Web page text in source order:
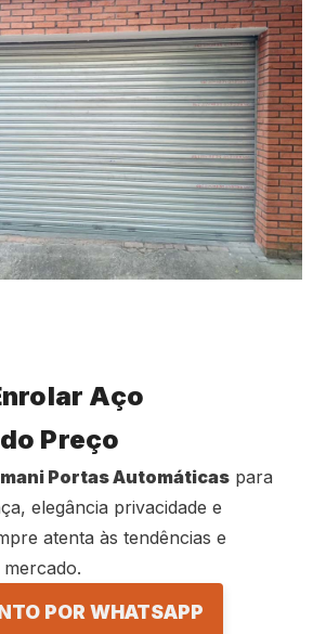
Aço
Preço
Portas Automáticas para
elegância privacidade e
atenta às tendências e
mercado.
POR WHATSAPP